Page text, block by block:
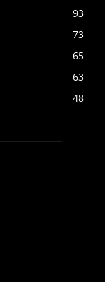
93
73
65
63
48